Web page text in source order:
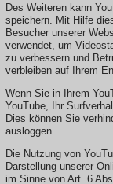
Des Weiteren kann
speichern. Mit Hilfe
Besucher unserer
verwendet, um
zu verbessern und
verbleiben auf Ihrem
Wenn Sie in Ihrem
YouTube, Ihr
Dies können Sie
ausloggen.
Die Nutzung von
Darstellung unserer
im Sinne von Art. 6